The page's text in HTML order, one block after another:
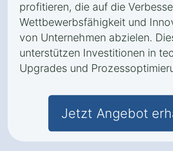
profitieren, die auf die
Wettbewerbsfähigkeit und
von Unternehmen abzielen.
unterstützen Investitionen in
Upgrades und
Jetzt Angebot